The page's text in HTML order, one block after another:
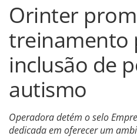
Orinter
treinamento
inclusão de
autismo
Operadora detém o selo
dedicada em oferecer um